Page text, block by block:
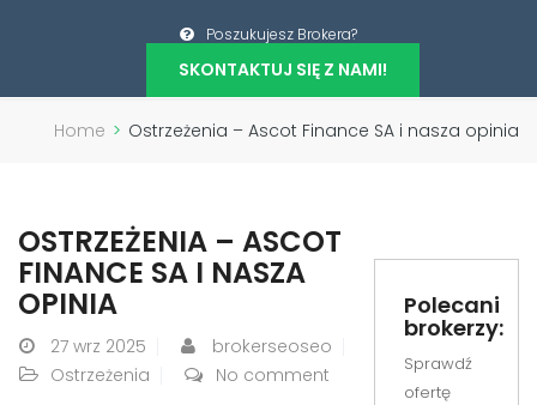
Poszukujesz Brokera?
SKONTAKTUJ SIĘ Z NAMI!
Home > Ostrzeżenia – Ascot Finance SA i nasza opinia
OSTRZEŻENIA – ASCOT
FINANCE SA I NASZA
OPINIA
27 wrz 2025
brokerseoseo
Ostrzeżenia
No comment
Polecani
brokerzy:
Sprawdź
ofertę